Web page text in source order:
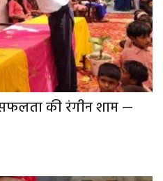
की रंगीन शाम —